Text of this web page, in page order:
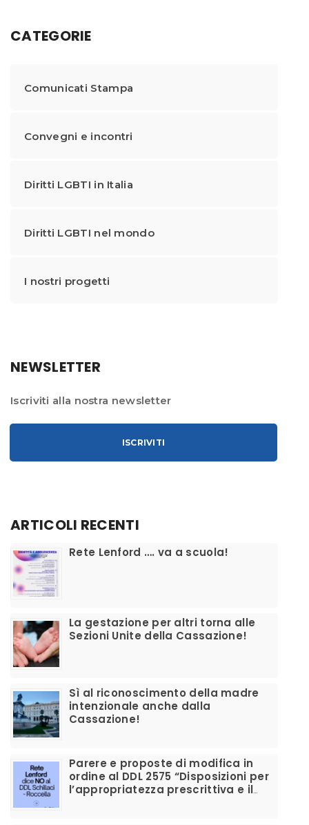
CATEGORIE
Comunicati Stampa
Convegni e incontri
Diritti LGBTI in Italia
Diritti LGBTI nel mondo
I nostri progetti
NEWSLETTER
Iscriviti alla nostra newsletter
ISCRIVITI
ARTICOLI RECENTI
​Rete Lenford …. va a scuola!
La gestazione per altri torna alle
Sezioni Unite della Cassazione!
Sì al riconoscimento della madre
intenzionale anche dalla
Cassazione!
Parere e proposte di modifica in
ordine al DDL 2575 “Disposizioni per
l’appropriatezza prescrittiva e il